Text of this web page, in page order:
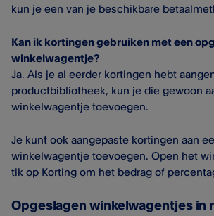
kun je een van je beschikbare
Kan ik kortingen gebruiken met een
winkelwagentje?
Ja. Als je al eerder kortingen hebt
productbibliotheek, kun je die gewoon
winkelwagentje toevoegen.
Je kunt ook aangepaste kortingen aan
winkelwagentje toevoegen. Open het
tik op Korting om het bedrag of
Opgeslagen winkelwagentjes in